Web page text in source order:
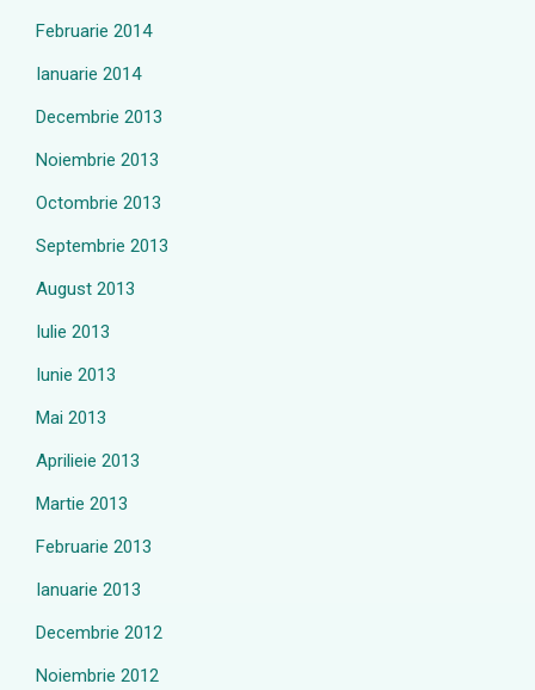
Februarie 2014
Ianuarie 2014
Decembrie 2013
Noiembrie 2013
Octombrie 2013
Septembrie 2013
August 2013
Iulie 2013
Iunie 2013
Mai 2013
Aprilieie 2013
Martie 2013
Februarie 2013
Ianuarie 2013
Decembrie 2012
Noiembrie 2012